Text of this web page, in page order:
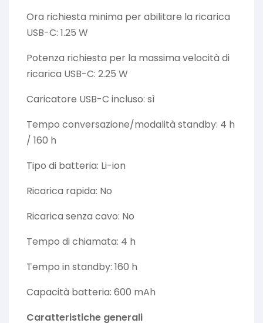
Ora richiesta minima per abilitare la ricarica
USB-C: 1.25 W
Potenza richiesta per la massima velocità di
ricarica USB-C: 2.25 W
Caricatore USB-C incluso: sì
Tempo conversazione/modalità standby: 4 h
/ 160 h
Tipo di batteria: Li-ion
Ricarica rapida: No
Ricarica senza cavo: No
Tempo di chiamata: 4 h
Tempo in standby: 160 h
Capacità batteria: 600 mAh
Caratteristiche generali